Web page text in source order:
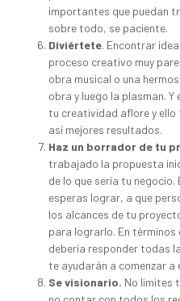
importantes que puedan
sobre todo, se paciente.
Diviértete. Encontrar
proceso creativo muy
obra musical o una
obra y luego la plasman. Y
tu creatividad aflore y
así mejores resultados.
Haz un borrador de tu
trabajado la propuesta
de lo que sería tu negocio.
esperas lograr, a que
los alcances de tu
para lograrlo. En
debería responder todas
te ayudarán a comenzar a
Se visionario. No limites